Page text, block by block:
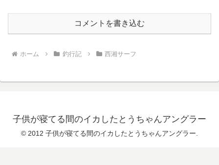
コメントを書き込む
ホーム 釣行記 西湘サーフ
子供が寝てる間のイカしたとうちゃんアングラー
© 2012 子供が寝てる間のイカしたとうちゃんアングラー.